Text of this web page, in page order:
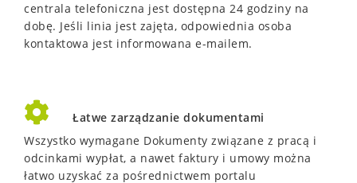
centrala telefoniczna jest dostępna 24 godziny na
dobę. Jeśli linia jest zajęta, odpowiednia osoba
kontaktowa jest informowana e-mailem.
Łatwe zarządzanie dokumentami
Wszystko wymagane Dokumenty związane z pracą i
odcinkami wypłat, a nawet faktury i umowy można
łatwo uzyskać za pośrednictwem portalu